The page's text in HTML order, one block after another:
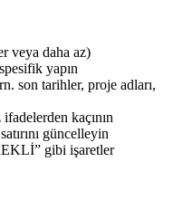
veya daha az)
yapın
son tarihler, proje adları,
kaçının
güncelleyin
gibi işaretler